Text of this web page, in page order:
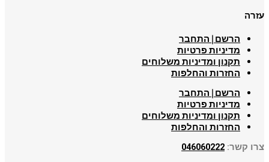
עזרה
הרשם | התחבר
מדיניות פרטיות
תקנון ומדיניות משלוחים
החזרות והחלפות
הרשם | התחבר
מדיניות פרטיות
תקנון ומדיניות משלוחים
החזרות והחלפות
צרו קשר: 046060222